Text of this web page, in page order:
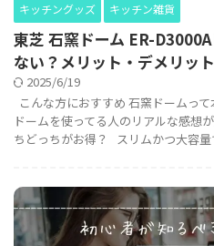
キッチングッズ キッチン雑貨
東芝 石窯ドーム ER-
ない？メリット・デメリッ
2025/6/19
こんな方におすすめ 石窯ドームっ
ドームを使ってる人のリアルな感想
ちどっちがお得？ スリムかつ大容量